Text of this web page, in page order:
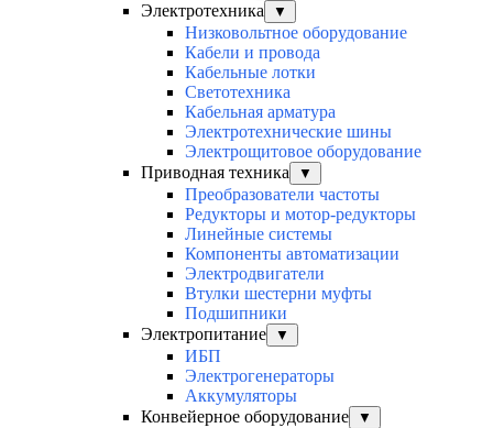
Электротехника ▼
Низковольтное оборудование
Кабели и провода
Кабельные лотки
Светотехника
Кабельная арматура
Электротехнические шины
Электрощитовое оборудование
Приводная техника
▼
Преобразователи частоты
Редукторы и мотор-редукторы
Линейные системы
Компоненты автоматизации
Электродвигатели
Втулки шестерни муфты
Подшипники
Электропитание
▼
ИБП
Электрогенераторы
Аккумуляторы
Конвейерное оборудование
▼